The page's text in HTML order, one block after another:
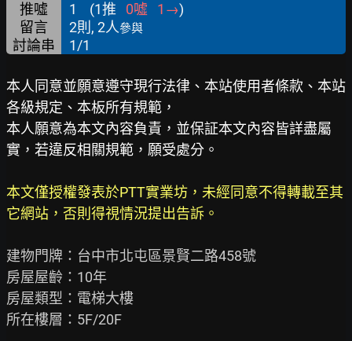
推噓 1 (1推 0噓 1 →)
留言
2則, 2人參與
討論串 1/1
本人同意並願意遵守現行法律、本站使用者條款、本站
各級規定、本板所有規範，
本人願意為本文內容負責，並保証本文內容皆詳盡屬
實，若違反相關規範，願受處分。
本文僅授權發表於PTT實業坊，未經同意不得轉載至其
它網站，否則得視情況提出告訴。
建物門牌：台中市北屯區景賢二路458號
房屋屋齡：10年
房屋類型：電梯大樓
所在樓層：5F/20F